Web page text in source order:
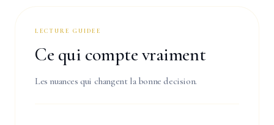
LECTURE GUIDEE
Ce qui compte vraiment
Les nuances qui changent la bonne decision.